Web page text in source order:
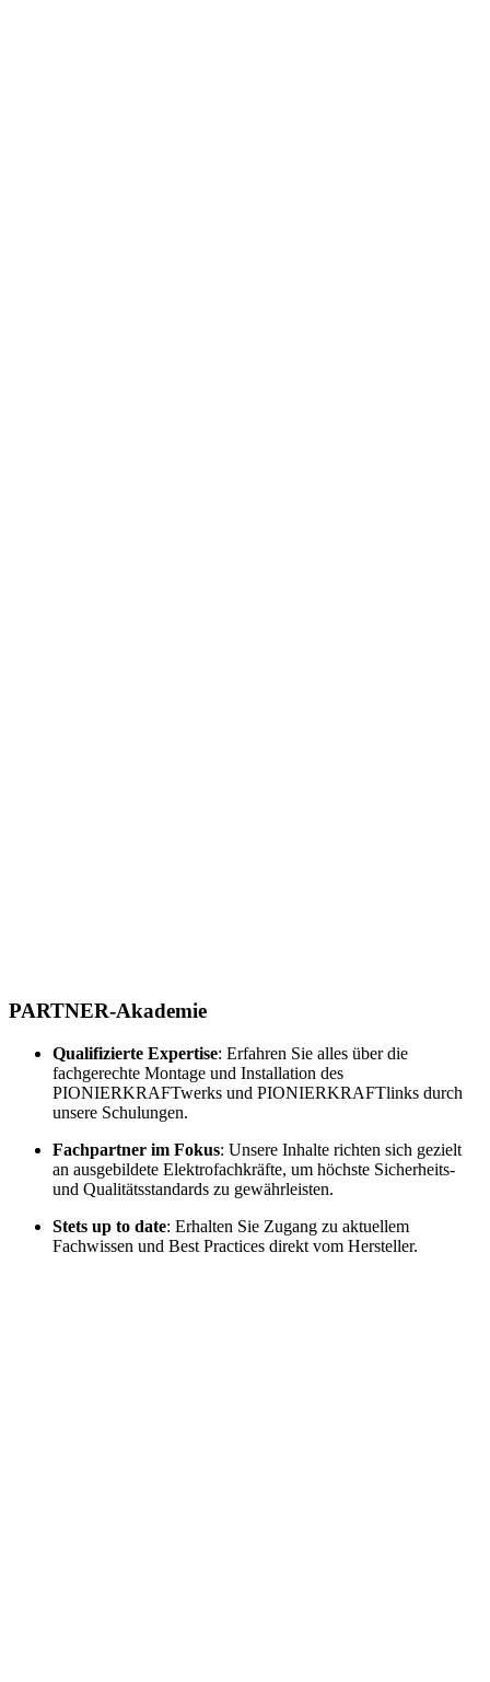
PARTNER-Akademie
Qualifizierte Expertise: Erfahren Sie alles über die
fachgerechte Montage und Installation des
PIONIERKRAFTwerks und PIONIERKRAFTlinks durch
unsere Schulungen.
Fachpartner im Fokus: Unsere Inhalte richten sich gezielt
an ausgebildete Elektrofachkräfte, um höchste Sicherheits-
und Qualitätsstandards zu gewährleisten.
Stets up to date: Erhalten Sie Zugang zu aktuellem
Fachwissen und Best Practices direkt vom Hersteller.